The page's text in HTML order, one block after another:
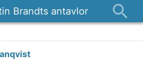
Brandts antavlor